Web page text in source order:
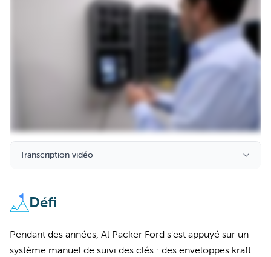
Transcription vidéo
Défi
Pendant des années, Al Packer Ford s'est appuyé sur un
système manuel de suivi des clés : des enveloppes kraft